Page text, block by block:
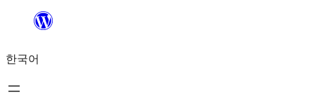
츠
로
한국어